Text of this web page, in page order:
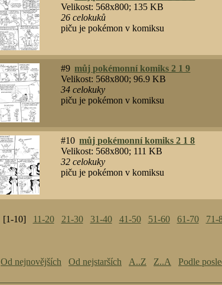
Velikost: 568x800; 135 KB
26 celokuků
piču je pokémon v komiksu
#9 můj pokémonní komiks 2 1 9
Velikost: 568x800; 96.9 KB
34 celokuky
piču je pokémon v komiksu
#10 můj pokémonní komiks 2 1 8
Velikost: 568x800; 111 KB
32 celokuky
piču je pokémon v komiksu
[1-10] 11-20 21-30 31-40 41-50 51-60 61-70 71-
Od nejnovějších
Od nejstarších A..Z Z..A Podle